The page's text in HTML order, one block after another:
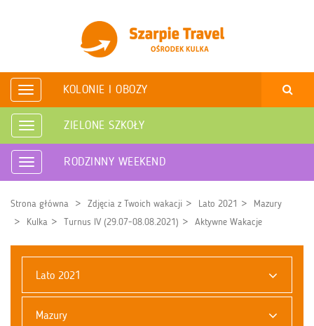
Rozwiń
nawigację
KOLONIE I OBOZY
Rozwiń
nawigację
ZIELONE SZKOŁY
Rozwiń
nawigację
RODZINNY WEEKEND
Strona główna Zdjęcia z Twoich wakacji Lato 2021
Mazury
Kulka
Turnus IV (29.07-08.08.2021) Aktywne Wakacje
Lato 2021
Mazury